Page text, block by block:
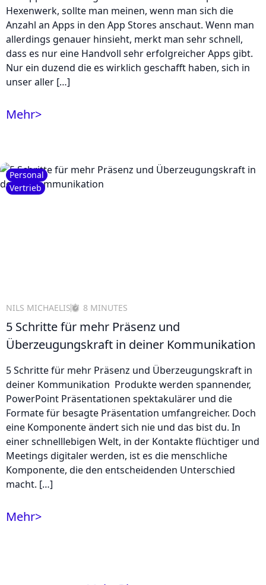
Hexenwerk, sollte man meinen, wenn man sich die
Anzahl an Apps in den App Stores anschaut. Wenn man
allerdings genauer hinsieht, merkt man sehr schnell,
dass es nur eine Handvoll sehr erfolgreicher Apps gibt.
Nur ein duzend die es wirklich geschafft haben, sich in
unser aller […]
Mehr>
Personal
Vertrieb
NILS MICHAELIS 8 MINUTES
5 Schritte für mehr Präsenz und
Überzeugungskraft in deiner Kommunikation
5 Schritte für mehr Präsenz und Überzeugungskraft in
deiner Kommunikation Produkte werden spannender,
PowerPoint Präsentationen spektakulärer und die
Formate für besagte Präsentation umfangreicher. Doch
eine Komponente ändert sich nie und das bist du. In
einer schnelllebigen Welt, in der Kontakte flüchtiger und
Meetings digitaler werden, ist es die menschliche
Komponente, die den entscheidenden Unterschied
macht. […]
Mehr>